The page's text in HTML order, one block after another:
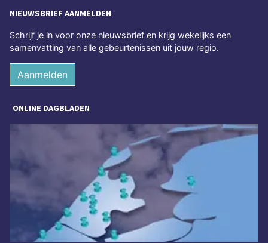
NIEUWSBRIEF AANMELDEN
Schrijf je in voor onze nieuwsbrief en krijg wekelijks een
samenvatting van alle gebeurtenissen uit jouw regio.
Aanmelden
ONLINE DAGBLADEN